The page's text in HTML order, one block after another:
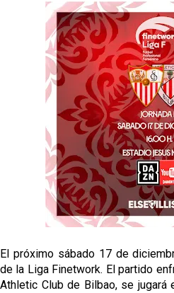
Kochorashvili, seria opción
del campo sevillista
Sow muy cerca de cerrar su
Oso es el siguiente en la
Banquillos confirmados: así
Sevilla Femenino para la
Celta y Rayo agitan el
Previa | El Sevilla FC cierra
El próximo sábado 17 de
de la Liga Finetwork. El partido
Athletic Club de Bilbao, se